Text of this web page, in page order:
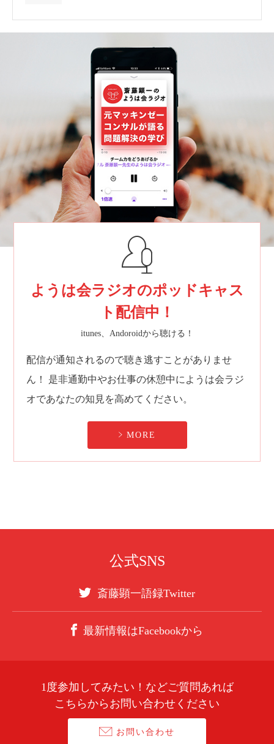
ようは会ラジオのポッドキャス
ト配信中！
itunes、Andoroidから聴ける！
配信が通知されるので聴き逃すことがありませ
ん！
是非通勤中やお仕事の休憩中にようは会ラジ
オであなたの知見を高めてください。
MORE
公式SNS
斎藤顕一語録Twitter
最新情報はFacebookから
1度参加してみたい！などご質問あれば
こちらからお問い合わせください
お問い合わせ